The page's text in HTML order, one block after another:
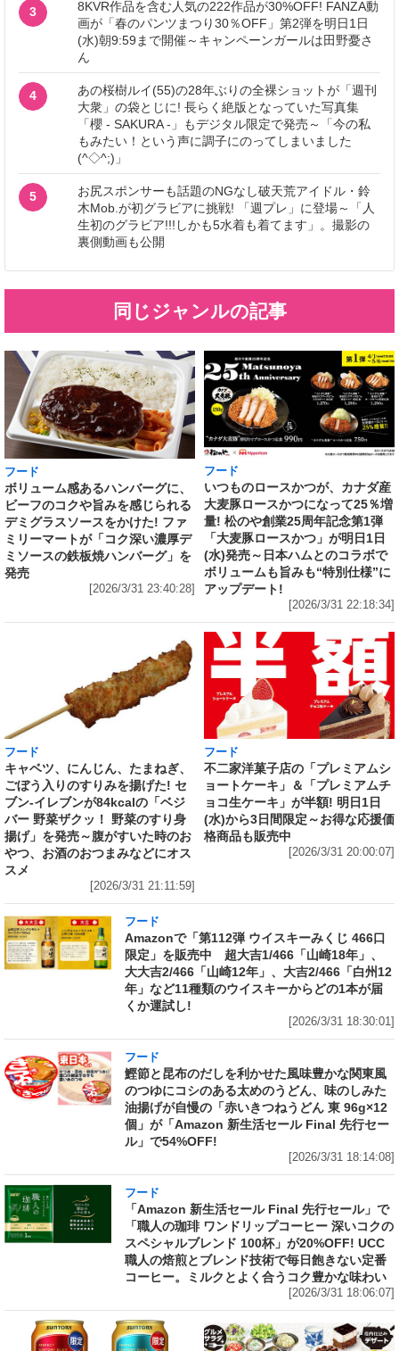
3
8KVR作品を含む人気の222作品が30%OFF! FANZA動
画が「春のパンツまつり30％OFF」第2弾を明日1日
(水)朝9:59まで開催～キャンペーンガールは田野憂さ
ん
4
あの桜樹ルイ(55)の28年ぶりの全裸ショットが「週刊
大衆」の袋とじに! 長らく絶版となっていた写真集
「櫻 - SAKURA -」もデジタル限定で発売～「今の私
もみたい！という声に調子にのってしまいました
(^◇^;)」
5
お尻スポンサーも話題のNGなし破天荒アイドル・鈴
木Mob.が初グラビアに挑戦! 「週プレ」に登場～「人
生初のグラビア!!!しかも5水着も着てます」。撮影の
裏側動画も公開
同じジャンルの記事
フード
ボリューム感あるハンバーグに、
ビーフのコクや旨みを感じられる
デミグラスソースをかけた! ファ
ミリーマートが「コク深い濃厚デ
ミソースの鉄板焼ハンバーグ」を
発売
[2026/3/31 23:40:28]
フード
いつものロースかつが、カナダ産
大麦豚ロースかつになって25％増
量! 松のや創業25周年記念第1弾
「大麦豚ロースかつ」が明日1日
(水)発売～日本ハムとのコラボで
ボリュームも旨みも“特別仕様”に
アップデート!
[2026/3/31 22:18:34]
フード
キャベツ、にんじん、たまねぎ、
ごぼう入りのすりみを揚げた! セ
ブン‐イレブンが84kcalの「ベジ
バー 野菜ザクッ！ 野菜のすり身
揚げ」を発売～腹がすいた時のお
やつ、お酒のおつまみなどにオス
スメ
[2026/3/31 21:11:59]
フード
不二家洋菓子店の「プレミアムシ
ョートケーキ」＆「プレミアムチ
ョコ生ケーキ」が半額! 明日1日
(水)から3日間限定～お得な応援価
格商品も販売中
[2026/3/31 20:00:07]
フード
Amazonで「第112弾 ウイスキーみくじ 466口
限定」を販売中 超大吉1/466「山崎18年」、
大大吉2/466「山崎12年」、大吉2/466「白州12
年」など11種類のウイスキーからどの1本が届
くか運試し!
[2026/3/31 18:30:01]
フード
鰹節と昆布のだしを利かせた風味豊かな関東風
のつゆにコシのある太めのうどん、味のしみた
油揚げが自慢の「赤いきつねうどん 東 96g×12
個」が「Amazon 新生活セール Final 先行セー
ル」で54%OFF!
[2026/3/31 18:14:08]
フード
「Amazon 新生活セール Final 先行セール」で
「職人の珈琲 ワンドリップコーヒー 深いコクの
スペシャルブレンド 100杯」が20%OFF! UCC
職人の焙煎とブレンド技術で毎日飽きない定番
コーヒー。ミルクとよく合うコク豊かな味わい
[2026/3/31 18:06:07]